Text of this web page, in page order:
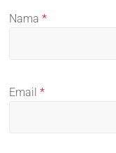
Nama*
Email*